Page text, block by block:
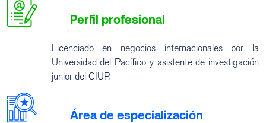
Perfil profesional
Licenciado en negocios internacionales por la
Universidad del Pacífico y asistente de investigación
junior del CIUP.
Área de especialización